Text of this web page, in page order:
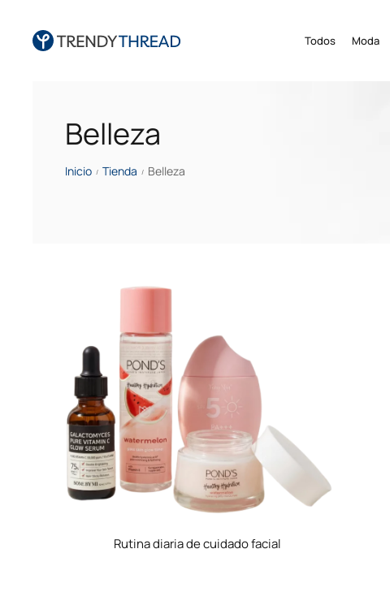
Todos Moda
Belleza
Inicio / Tienda / Belleza
Rutina diaria de cuidado facial